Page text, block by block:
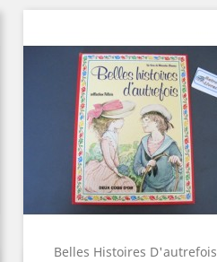
Belles Histoires D'autrefois